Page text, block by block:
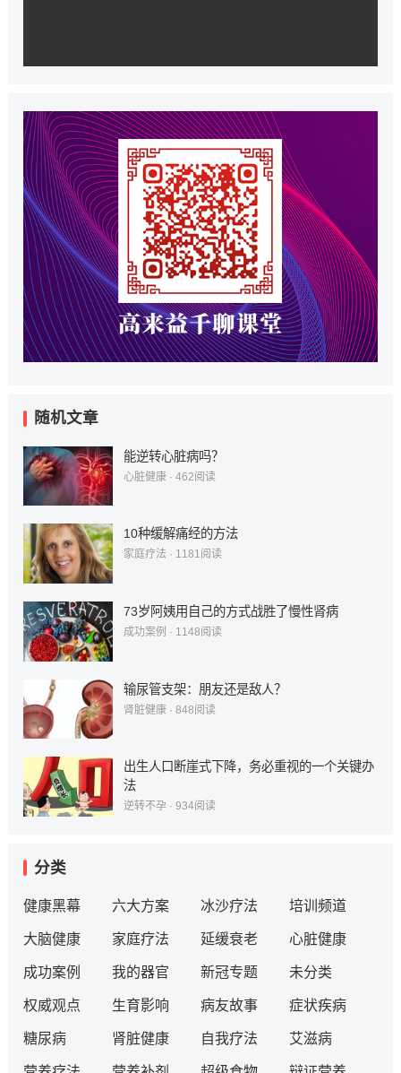
随机文章
能逆转心脏病吗？
心脏健康· 462阅读
10种缓解痛经的方法
家庭疗法 · 1181阅读
73岁阿姨用自己的方式战胜了慢性肾病
成功案例 · 1148阅读
输尿管支架：朋友还是敌人？
肾脏健康· 848阅读
出生人口断崖式下降，务必重视的一个关键办
法
逆转不孕· 934阅读
分类
健康黑幕 六大方案 冰沙疗法 培训频道
大脑健康 家庭疗法 延缓衰老 心脏健康
成功案例 我的器官 新冠专题 未分类
权威观点 生育影响 病友故事 症状疾病
糖尿病 肾脏健康 自我疗法 艾滋病